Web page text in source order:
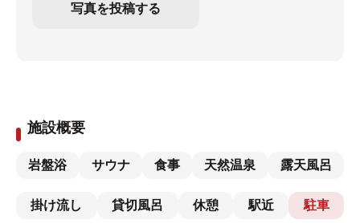
写真を投稿する
施設概要
岩盤浴 サウナ 食事 天然温泉 露天風呂
掛け流し 貸切風呂 休憩 駅近 駐車